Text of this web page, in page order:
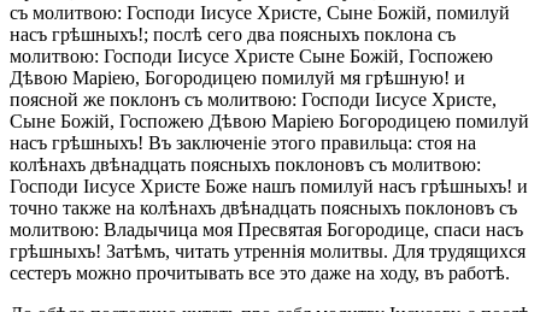
съ молитвою: Господи Іисусе Христе, Сыне Божій, помилуй
насъ грѣшныхъ!; послѣ сего два поясныхъ поклона съ
молитвою: Господи Іисусе Христе Сыне Божій, Госпожею
Дѣвою Маріею, Богородицею помилуй мя грѣшную! и
поясной же поклонъ съ молитвою: Господи Іисусе Христе,
Сыне Божій, Госпожею Дѣвою Маріею Богородицею помилуй
насъ грѣшныхъ! Въ заключеніе этого правильца: стоя на
колѣнахъ двѣнадцать поясныхъ поклоновъ съ молитвою:
Господи Іисусе Христе Боже нашъ помилуй насъ грѣшныхъ! и
точно также на колѣнахъ двѣнадцать поясныхъ поклоновъ съ
молитвою: Владычица моя Пресвятая Богородице, спаси насъ
грѣшныхъ! Затѣмъ, читать утреннія молитвы. Для трудящихся
сестеръ можно прочитывать все это даже на ходу, въ работѣ.